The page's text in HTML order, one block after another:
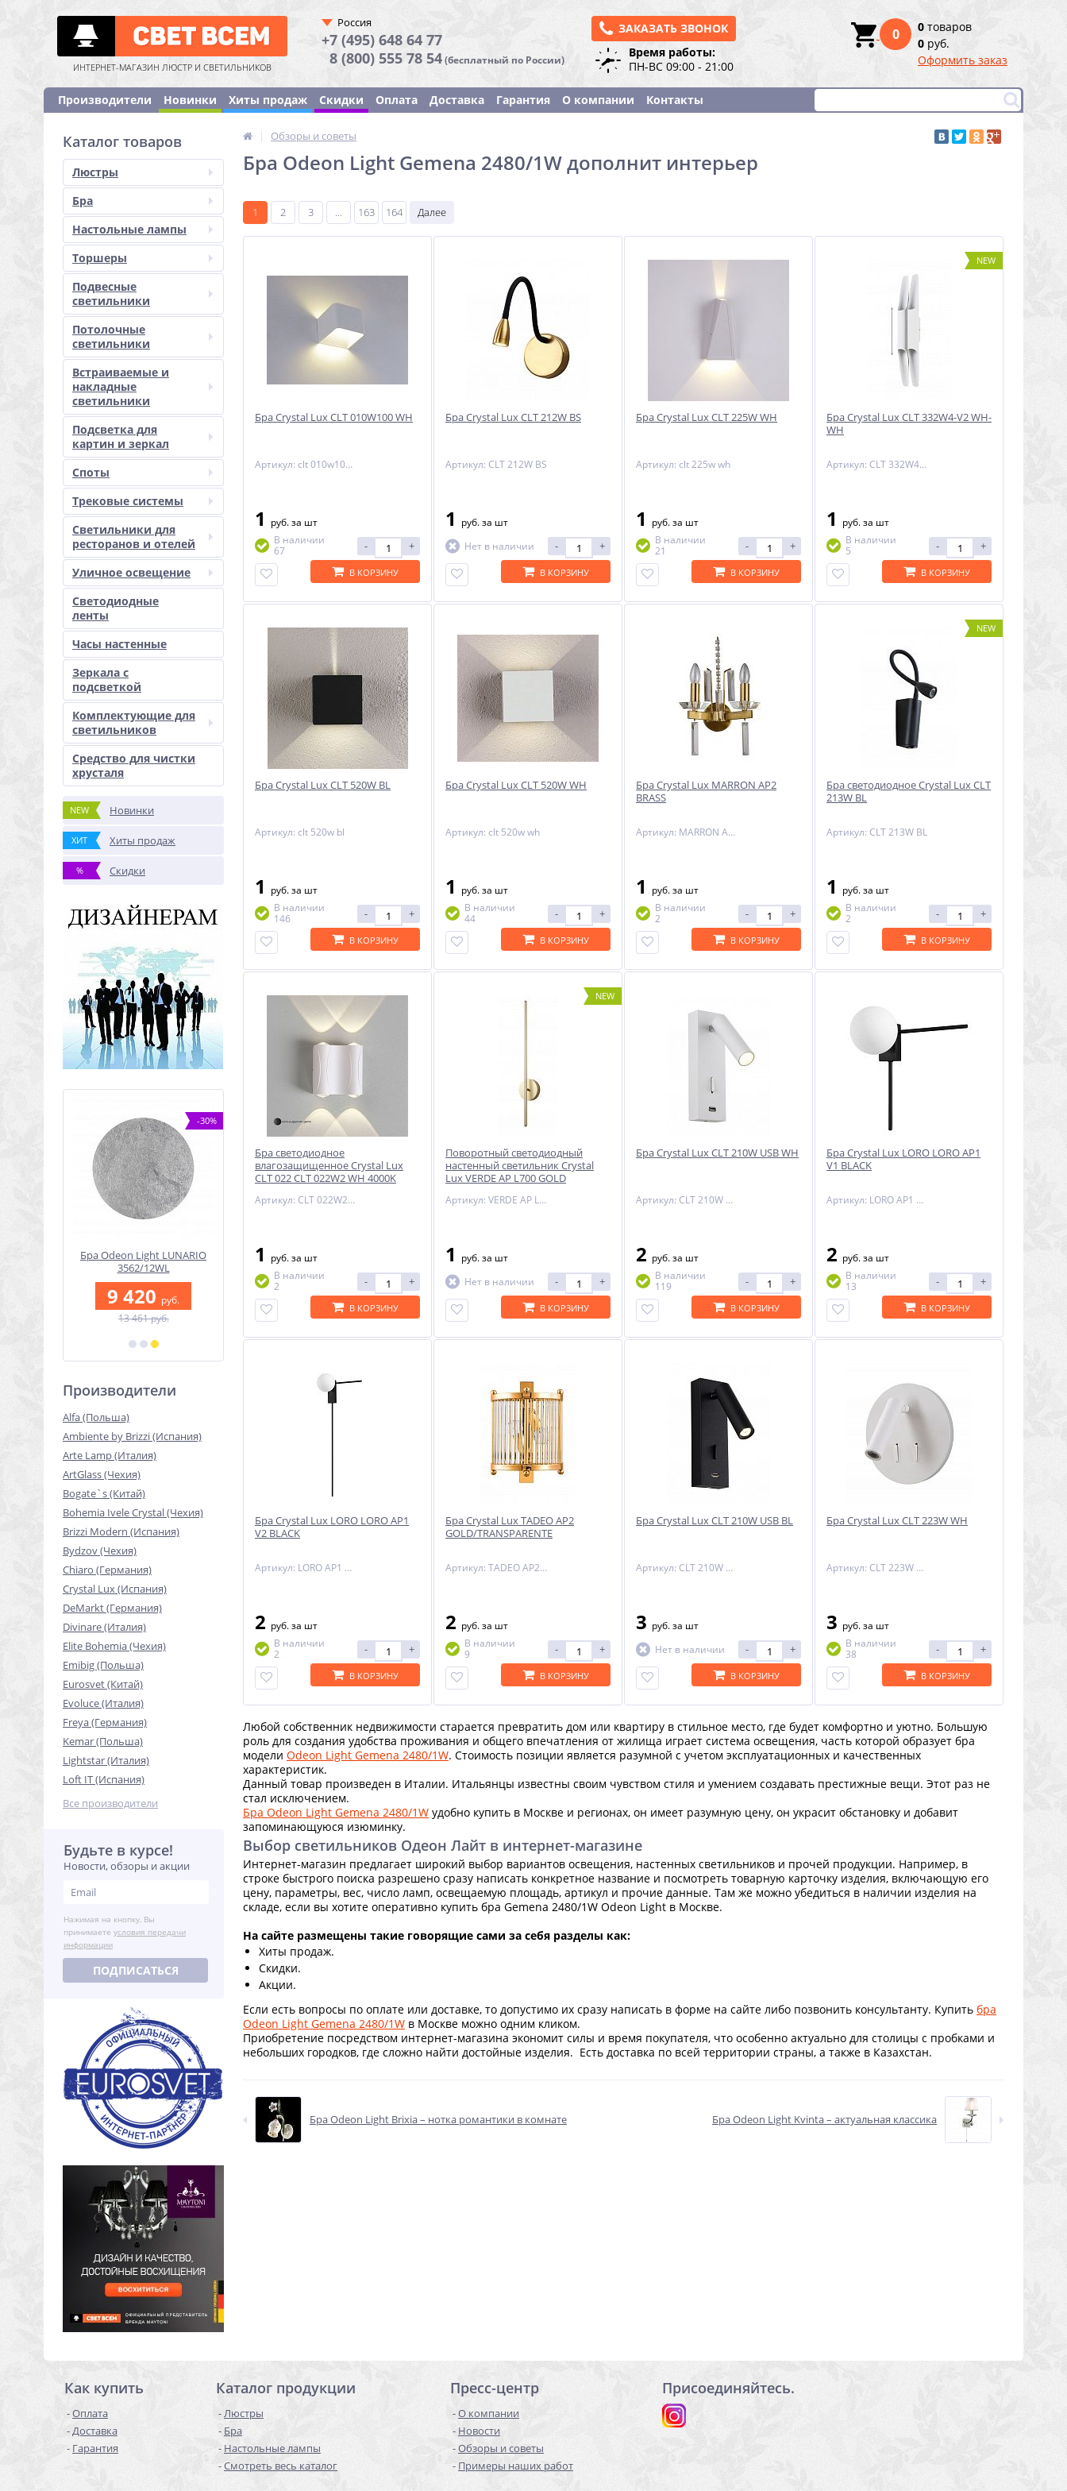
ИНТЕРНЕТ-МАГАЗИН ЛЮСТР И СВЕТИЛЬНИКОВ
Россия
+7 (495) 648 64 77
8 (800) 555 78 54(бесплатный по России)
ЗАКАЗАТЬ ЗВОНОК
Время работы:
ПН-ВС 09:00 - 21:00
0 0 товаров
0 руб.
Оформить заказ
Производители Новинки Хиты продаж Скидки Оплата Доставка Гарантия О компании Контакты
Каталог товаров
Люстры
Бра
Настольные лампы
Торшеры
Подвесные
светильники
Потолочные
светильники
Встраиваемые и
накладные
светильники
Подсветка для
картин и зеркал
Споты
Трековые системы
Светильники для
ресторанов и отелей
Уличное освещение
Светодиодные
ленты
Часы настенные
Зеркала с
подсветкой
Комплектующие для
светильников
Средство для чистки
хрусталя
NEW Новинки
ХИТ Хиты продаж
% Скидки
-30%
Бра Odeon Light LUNARIO
3562/12WL
9 420 руб.
13 461 руб.
NEW
-51%
Спот светодиодный
Novotech SLIM 370866
600руб.
1 220 руб.
Производители
Alfa (Польша)
Ambiente by Brizzi (Испания)
Arte Lamp (Италия)
ArtGlass (Чехия)
Bogate`s (Китай)
Bohemia Ivele Crystal (Чехия)
Brizzi Modern (Испания)
Bydzov (Чехия)
Chiaro (Германия)
Crystal Lux (Испания)
DeMarkt (Германия)
Divinare (Италия)
Elite Bohemia (Чехия)
Emibig (Польша)
Eurosvet (Китай)
Evoluce (Италия)
Freya (Германия)
Kemar (Польша)
Lightstar (Италия)
Loft IT (Испания)
Все производители
Будьте в курсе!
Новости, обзоры и акции
Нажимая на кнопку, Вы
принимаете условия передачи
информации
ПОДПИСАТЬСЯ
| Обзоры и советы
Бра Odeon Light Gemena 2480/1W дополнит интерьер
1 2 3 ... 163 164 Далее
Бра Crystal Lux CLT 010W100 WH
Артикул: clt 010w100 wh
1 руб.за шт
В наличии
67
- +
В КОРЗИНУ
Бра Crystal Lux CLT 212W BS
Артикул: CLT 212W BS
1 руб.за шт
Нет в наличии
- +
В КОРЗИНУ
Бра Crystal Lux CLT 225W WH
Артикул: clt 225w wh
1 руб.за шт
В наличии
21
- +
В КОРЗИНУ
NEW
Бра Crystal Lux CLT 332W4-V2 WH-
WH
Артикул: CLT 332W4-V2 WH-WH
1 руб.за шт
В наличии
5
- +
В КОРЗИНУ
Бра Crystal Lux CLT 520W BL
Артикул: clt 520w bl
1 руб.за шт
В наличии
146
- +
В КОРЗИНУ
Бра Crystal Lux CLT 520W WH
Артикул: clt 520w wh
1 руб.за шт
В наличии
44
- +
В КОРЗИНУ
Бра Crystal Lux MARRON AP2
BRASS
Артикул: MARRON AP2 BRASS
1 руб.за шт
В наличии
2
- +
В КОРЗИНУ
NEW
Бра светодиодное Crystal Lux CLT
213W BL
Артикул: CLT 213W BL
1 руб.за шт
В наличии
2
- +
В КОРЗИНУ
Бра светодиодное
влагозащищенное Crystal Lux
CLT 022 CLT 022W2 WH 4000K
Артикул: CLT 022W2 WH 4000K
1 руб.за шт
В наличии
2
- +
В КОРЗИНУ
NEW
Поворотный светодиодный
настенный светильник Crystal
Lux VERDE AP L700 GOLD
Артикул: VERDE AP L700 GOLD
1 руб.за шт
Нет в наличии
- +
В КОРЗИНУ
Бра Crystal Lux CLT 210W USB WH
Артикул: CLT 210W USB WH
2 руб.за шт
В наличии
119
- +
В КОРЗИНУ
Бра Crystal Lux LORO LORO AP1
V1 BLACK
Артикул: LORO AP1 V1 BLACK
2 руб.за шт
В наличии
13
- +
В КОРЗИНУ
Бра Crystal Lux LORO LORO AP1
V2 BLACK
Артикул: LORO AP1 V2 BLACK
2 руб.за шт
В наличии
2
- +
В КОРЗИНУ
Бра Crystal Lux TADEO AP2
GOLD/TRANSPARENTE
Артикул: TADEO AP2 GOLD/TRANSPARENTE
2 руб.за шт
В наличии
9
- +
В КОРЗИНУ
Бра Crystal Lux CLT 210W USB BL
Артикул: CLT 210W USB BL
3 руб.за шт
Нет в наличии
- +
В КОРЗИНУ
Бра Crystal Lux CLT 223W WH
Артикул: CLT 223W WH
3 руб.за шт
В наличии
38
- +
В КОРЗИНУ
Любой собственник недвижимости старается превратить дом или квартиру в стильное место, где будет комфортно и уютно. Большую
роль для создания удобства проживания и общего впечатления от жилища играет система освещения, часть которой образует бра
модели Odeon Light Gemena 2480/1W. Стоимость позиции является разумной с учетом эксплуатационных и качественных
характеристик.
Данный товар произведен в Италии. Итальянцы известны своим чувством стиля и умением создавать престижные вещи. Этот раз не
стал исключением.
Бра Odeon Light Gemena 2480/1W удобно купить в Москве и регионах, он имеет разумную цену, он украсит обстановку и добавит
запоминающуюся изюминку.
Выбор светильников Одеон Лайт в интернет-магазине
Интернет-магазин предлагает широкий выбор вариантов освещения, настенных светильников и прочей продукции. Например, в
строке быстрого поиска разрешено сразу написать конкретное название и посмотреть товарную карточку изделия, включающую его
цену, параметры, вес, число ламп, освещаемую площадь, артикул и прочие данные. Там же можно убедиться в наличии изделия на
складе, если вы хотите оперативно купить бра Gemena 2480/1W Odeon Light в Москве.
На сайте размещены такие говорящие сами за себя разделы как:
Хиты продаж.
Скидки.
Акции.
Если есть вопросы по оплате или доставке, то допустимо их сразу написать в форме на сайте либо позвонить консультанту. Купить бра
Odeon Light Gemena 2480/1W в Москве можно одним кликом.
Приобретение посредством интернет-магазина экономит силы и время покупателя, что особенно актуально для столицы с пробками и
небольших городков, где сложно найти достойные изделия. Есть доставка по всей территории страны, а также в Казахстан.
Бра Odeon Light Brixia – нотка романтики в комнате Бра Odeon Light Kvinta – актуальная классика
Как купить
Оплата
Доставка
Гарантия
Каталог продукции
Люстры
Бра
Настольные лампы
Смотреть весь каталог
Пресс-центр
О компании
Новости
Обзоры и советы
Примеры наших работ
Присоединяйтесь.